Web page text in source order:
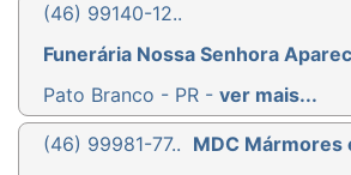
(46) 99140-12..
Funerária Nossa Senhora
Pato Branco - PR - ver mais...
(46) 99981-77.. MDC Mármores